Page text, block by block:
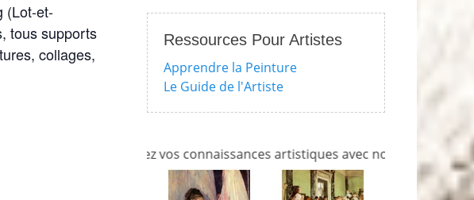
(Lot-et-
tous supports
collages,
Ressources Pour Artistes
Apprendre la Peinture
Le Guide de l'Artiste
Testez vos connaissances artistiques avec nos quizzes sur